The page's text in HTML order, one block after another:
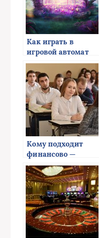
Как играть в
игровой автомат
онлайн Lost Island?
Кому подходит
финансово —
экономический
колледж?